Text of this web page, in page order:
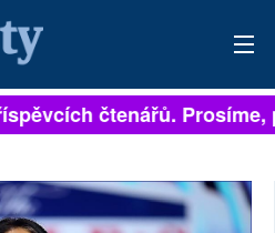
čtenářů. Prosíme,